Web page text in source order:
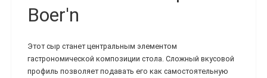
Boer'n
Этот сыр станет центральным элементом
гастрономической композиции стола. Сложный вкусовой
профиль позволяет подавать его как самостоятельную